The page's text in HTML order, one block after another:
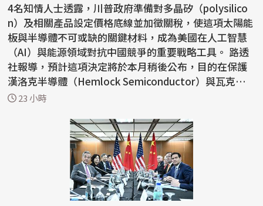
4名知情人士透露，川普政府準備對多晶矽（polysilico
n）及相關產品設定價格底線並加徵關稅，使這項太陽能
板與半導體不可或缺的關鍵材料，成為美國在人工智慧
（AI）與能源領域對抗中國競爭的重要戰略工具。 路透
社報導，預計這項決定將於本月稍後公布，目的在保護
漢洛克半導體（Hemlock Semiconductor）與瓦克化
學（W...
23 小時